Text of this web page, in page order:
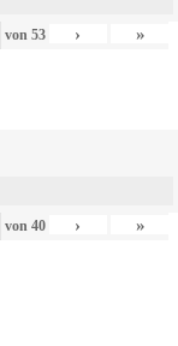
von 53 › »
von 40 › »